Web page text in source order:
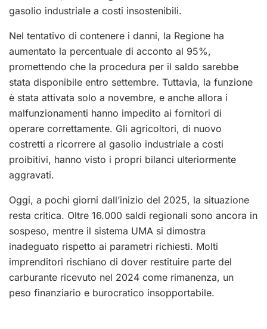
gasolio industriale a costi insostenibili.
Nel tentativo di contenere i danni, la Regione ha
aumentato la percentuale di acconto al 95%,
promettendo che la procedura per il saldo sarebbe
stata disponibile entro settembre. Tuttavia, la funzione
è stata attivata solo a novembre, e anche allora i
malfunzionamenti hanno impedito ai fornitori di
operare correttamente. Gli agricoltori, di nuovo
costretti a ricorrere al gasolio industriale a costi
proibitivi, hanno visto i propri bilanci ulteriormente
aggravati.
Oggi, a pochi giorni dall’inizio del 2025, la situazione
resta critica. Oltre 16.000 saldi regionali sono ancora in
sospeso, mentre il sistema UMA si dimostra
inadeguato rispetto ai parametri richiesti. Molti
imprenditori rischiano di dover restituire parte del
carburante ricevuto nel 2024 come rimanenza, un
peso finanziario e burocratico insopportabile.